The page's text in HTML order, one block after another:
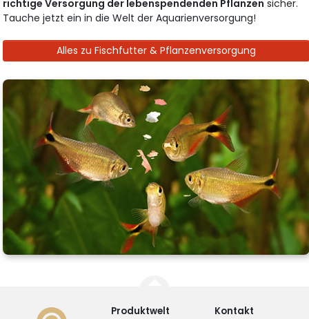
richtige Versorgung der lebenspendenden Pflanzen sicher.
Tauche jetzt ein in die Welt der Aquarienversorgung!
Alles zu Fischfutter & Pflanzenversorgung
Produktwelt Kontakt